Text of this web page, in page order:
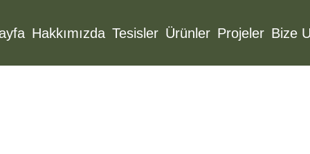
Hakkımızda Tesisler Ürünler Projeler Bize